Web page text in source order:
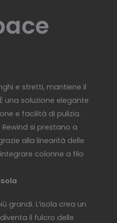
e stretti, mantiene il
una soluzione elegante
e facilità di pulizia.
si prestano a
alla linearità delle
colonne a filo
grandi. L’isola crea un
il fulcro delle